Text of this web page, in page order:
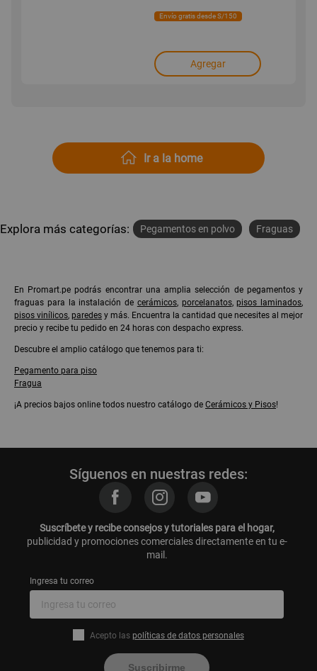
Envío gratis desde S/150
Agregar
Ir a la home
Explora más categorías: Pegamentos en polvo Fraguas
En Promart.pe podrás encontrar una amplia selección de pegamentos y
fraguas para la instalación de cerámicos, porcelanatos,pisos laminados,
pisos vinílicos, paredes y más. Encuentra la cantidad que necesites al mejor
precio y recibe tu pedido en 24 horas con despacho express.
Descubre el amplio catálogo que tenemos para ti:
Pegamento para piso
Fragua
¡A precios bajos online todos nuestro catálogo de Cerámicos y Pisos!
Síguenos en nuestras redes:
Suscríbete y recibe consejos y tutoriales para el hogar,
publicidad y promociones comerciales directamente en tu e-
mail.
Ingresa tu correo
Acepto las políticas de datos personales
Suscribirme